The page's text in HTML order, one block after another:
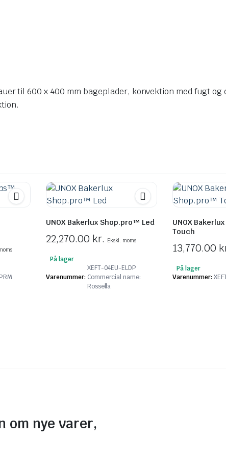
til 600 x 400 mm bageplader, konvektion med fugt
UNOX Bakerlux Shop.pro™ Led
22,270.00 kr. Ekskl. moms
På lager
Varenummer:
XEFT-04EU-ELDP
Commercial name:
Rossella
UNOX
Touch
13,770.00
På lager
Varenummer:
om nye varer,